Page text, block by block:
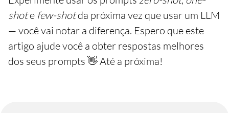
shote few-shotda próxima vez que usar um LLM
— você vai notar a diferença. Espero que este
artigo ajude você a obter respostas melhores
dos seus prompts 👋 Até a próxima!